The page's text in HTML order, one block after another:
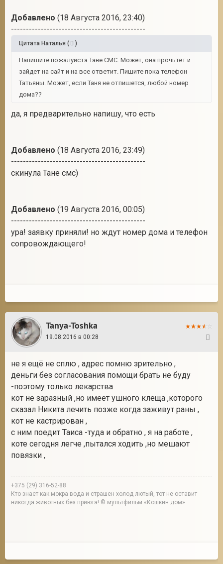
Добавлено (18 Августа 2016, 23:40)
---------------------------------------------
Цитата Наталья ( )
Напишите пожалуйста Тане СМС. Может, она прочьтет и
зайдет на сайт и на все ответит. Пишите пока телефон
Татьяны. Может, если Таня не отпишется, любой номер
дома??
да, я предварительно напишу, что есть
Добавлено (18 Августа 2016, 23:49)
---------------------------------------------
скинула Тане смс)
Добавлено (19 Августа 2016, 00:05)
---------------------------------------------
ура! заявку приняли! но ждут номер дома и телефон
сопровождающего!
Tanya-Toshka
19.08.2016 в 00:28
не я ещё не сплю , адрес помню зрительно ,
деньги без согласования помощи брать не буду
-поэтому только лекарства
кот не заразный ,но имеет ушного клеща ,которого
сказал Никита лечить позже когда заживут раны ,
кот не кастрирован ,
с ним поедит Таиса -туда и обратно , я на работе ,
коте сегодня легче ,пытался ходить ,но мешают
повязки ,
+375 (29) 316-52-88
Кто знает как мокра вода и страшен холод лютый, тот не оставит
никогда животных без приюта! © мультфильм «Кошкин дом»